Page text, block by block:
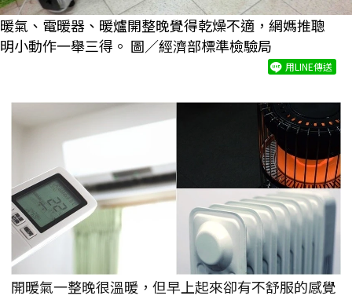
暖氣、電暖器、暖爐開整晚覺得乾燥不適，網媽推聰
明小動作一舉三得。 圖／經濟部標準檢驗局
用LINE傳送
開暖氣一整晚很溫暖，但早上起來卻有不舒服的感覺